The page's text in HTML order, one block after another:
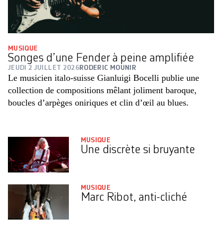
MUSIQUE
Songes d’une Fender à peine amplifiée
JEUDI 2 JUILLET 2026 RODERIC MOUNIR
Le musicien italo-suisse Gianluigi Bocelli publie une
collection de compositions mêlant joliment baroque,
boucles d’arpèges ­oniriques et clin d’œil au blues.
MUSIQUE
Une discrète si bruyante
MUSIQUE
Marc Ribot, anti-cliché